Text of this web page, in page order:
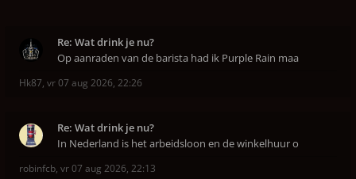
Re: Wat drink je nu?
Op aanraden van de barista had ik Purple Rain maa
Hk87, vr 07 aug 2026, 22:26
Re: Wat drink je nu?
In Nederland is het arbeidsloon en de winkelhuur o
robinfcb, vr 07 aug 2026, 22:13